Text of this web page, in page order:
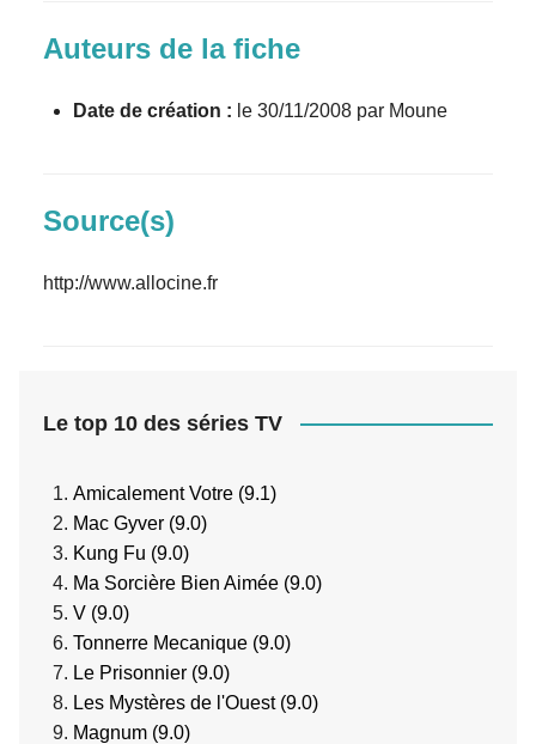
Auteurs de la fiche
Date de création : le 30/11/2008 par Moune
Source(s)
http://www.allocine.fr
Le top 10 des séries TV
Amicalement Votre (9.1)
Mac Gyver (9.0)
Kung Fu (9.0)
Ma Sorcière Bien Aimée (9.0)
V (9.0)
Tonnerre Mecanique (9.0)
Le Prisonnier (9.0)
Les Mystères de l'Ouest (9.0)
Magnum (9.0)